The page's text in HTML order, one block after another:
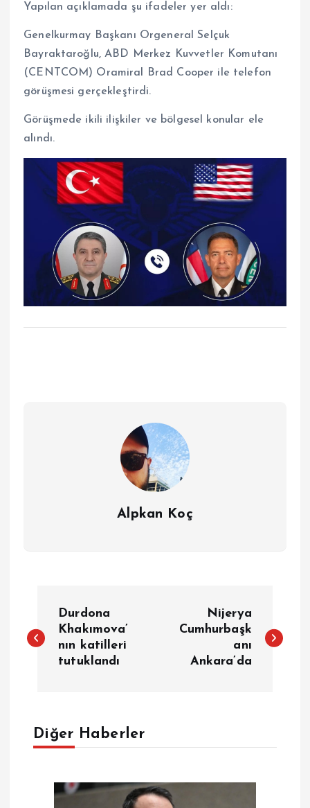
Yapılan açıklamada şu ifadeler yer aldı:
Genelkurmay Başkanı Orgeneral Selçuk
Bayraktaroğlu, ABD Merkez Kuvvetler Komutanı
(CENTCOM) Oramiral Brad Cooper ile telefon
görüşmesi gerçekleştirdi.
Görüşmede ikili ilişkiler ve bölgesel konular ele
alındı.
Alpkan Koç
a
g
Durdona
Khakımova’
nın katilleri
tutuklandı
Nijerya
Cumhurbaşk
anı
Ankara’da
Diğer Haberler